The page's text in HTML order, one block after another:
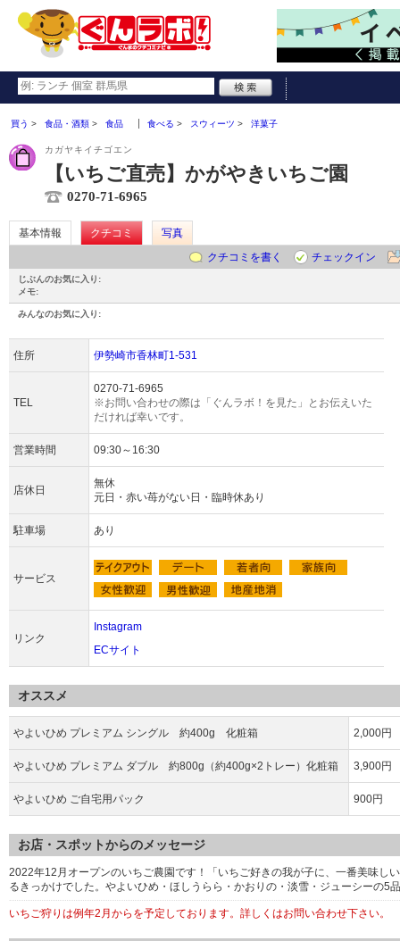
買う 食品・酒類 食品 食べる スウィーツ 洋菓子
カガヤキイチゴエン
【いちご直売】かがやきいちご園
0270-71-6965
基本情報 クチコミ
写真
クチコミを書く
チェックイン
じぶんのお気に入り:
メモ:
みんなのお気に入り:
住所 伊勢崎市香林町1-531
TEL
0270-71-6965
※お問い合わせの際は「ぐんラボ！を見た」とお伝えいた
だければ幸いです。
営業時間 09:30～16:30
店休日
無休
元日・赤い苺がない日・臨時休あり
駐車場 あり
サービス
リンク
Instagram
ECサイト
オススメ
やよいひめ プレミアム シングル 約400g 化粧箱 2,000円
やよいひめ プレミアム ダブル 約800g（約400g×2トレー）化粧箱 3,900円
やよいひめ ご自宅用パック 900円
お店・スポットからのメッセージ
2022年12月オープンのいちご農園です！「いちご好きの我が子に、一番美味し
るきっかけでした。やよいひめ・ほしうらら・かおりの・淡雪・ジューシーの5
いちご狩りは例年2月からを予定しております。詳しくはお問い合わせ下さい。